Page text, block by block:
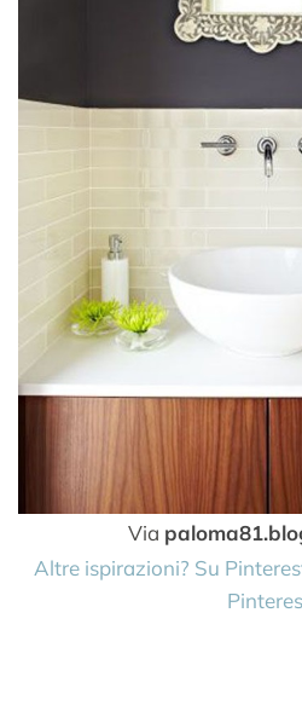
Via
Altre ispirazioni? Su
Pinteres